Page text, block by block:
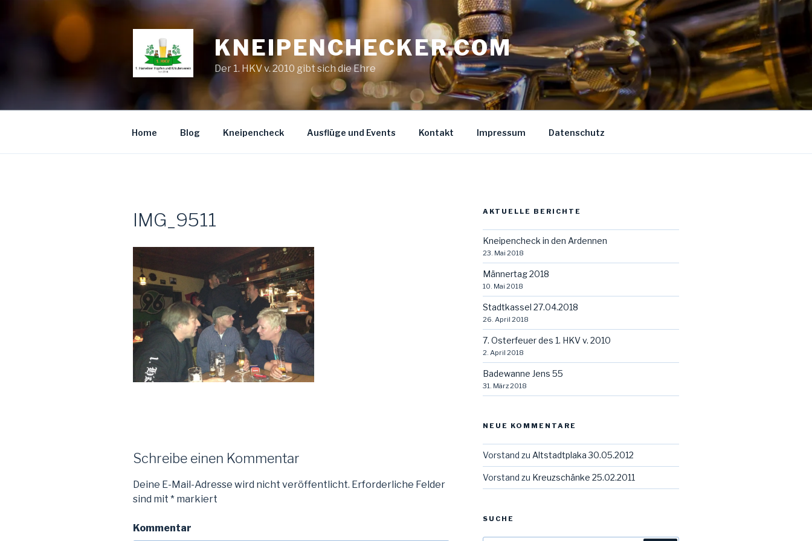
KNEIPENCHECKER.COM
Der 1. HKV v. 2010 gibt sich die Ehre
Home Blog Kneipencheck Ausflüge und Events Kontakt Impressum Datenschutz
IMG_9511
Schreibe einen Kommentar
Deine E-Mail-Adresse wird nicht veröffentlicht. Erforderliche Felder
sind mit * markiert
Kommentar
AKTUELLE BERICHTE
Kneipencheck in den Ardennen
23. Mai 2018
Männertag 2018
10. Mai 2018
Stadtkassel 27.04.2018
26. April 2018
7. Osterfeuer des 1. HKV v. 2010
2. April 2018
Badewanne Jens 55
31. März 2018
NEUE KOMMENTARE
Vorstand zu Altstadtplaka 30.05.2012
Vorstand zu Kreuzschänke 25.02.2011
SUCHE